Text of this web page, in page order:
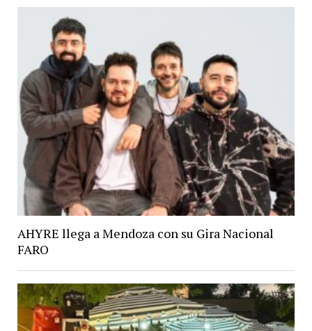
AHYRE llega a Mendoza con su Gira Nacional
FARO